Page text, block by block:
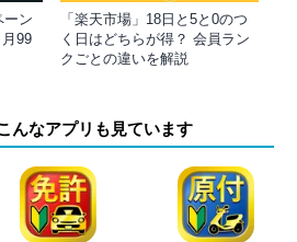
ーン
月99
「楽天市場」18日と5と0のつ
く日はどちらが得？ 会員ラン
クごとの違いを解説
んなアプリも見ています